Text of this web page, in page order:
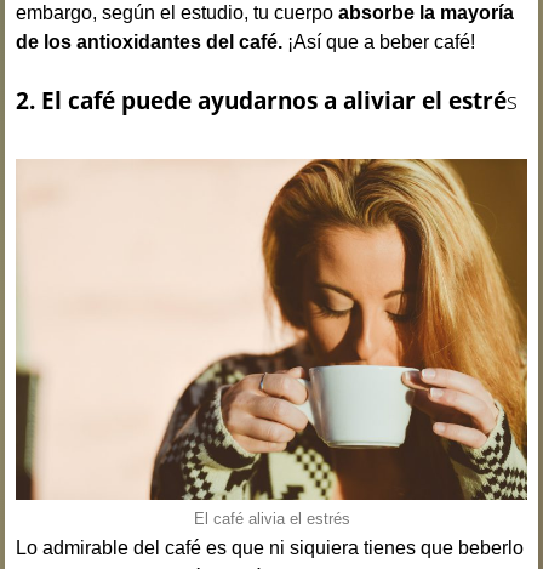
embargo, según el estudio, tu cuerpoabsorbe la mayoría
de los antioxidantes del café. ¡Así que a beber café!
2. El café puede ayudarnos a aliviar el estrés
El café alivia el estrés
Lo admirable del café es que ni siquiera tienes que beberlo